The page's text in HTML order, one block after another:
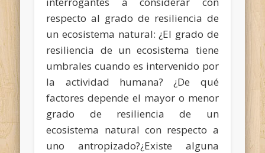
respecto al grado de resiliencia de
un ecosistema natural: ¿El grado de
resiliencia de un ecosistema tiene
umbrales cuando es intervenido por
la actividad humana? ¿De qué
factores depende el mayor o menor
grado de resiliencia de un
ecosistema natural con respecto a
uno antropizado?¿Existe alguna